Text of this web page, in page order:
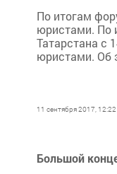
По итогам
юристами. По
Татарстана с
юристами. Об
11 сентября 2017, 12:22
Большой